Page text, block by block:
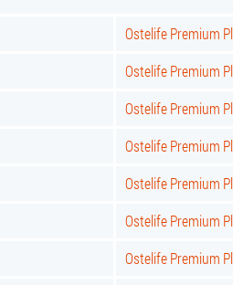
Ostelife Premium
Ostelife Premium
Ostelife Premium
Ostelife Premium
Ostelife Premium
Ostelife Premium
Ostelife Premium